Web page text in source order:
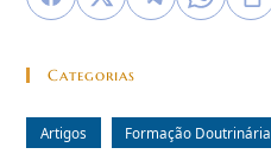
Categorias
Artigos Formação Doutrinária